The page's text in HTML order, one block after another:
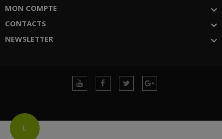
Change
MON COMPTE
CONTACTS
NEWSLETTER